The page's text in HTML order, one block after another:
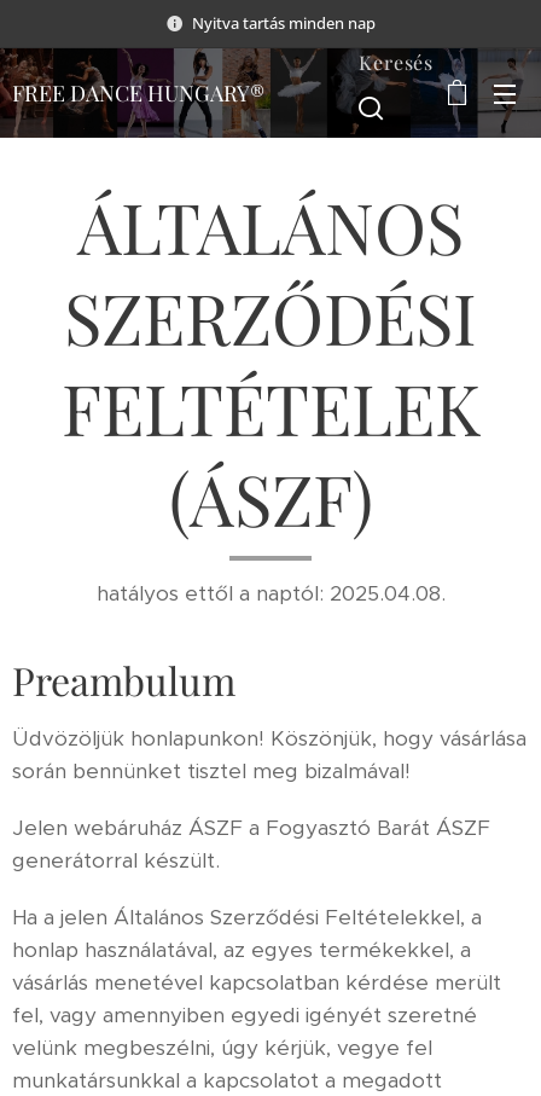
Nyitva tartás minden nap
FREE DANCE HUNGARY®
Keresés
ÁLTALÁNOS
SZERZŐDÉSI
FELTÉTELEK
(ÁSZF)
hatályos ettől a naptól: 2025.04.08.
Preambulum
Üdvözöljük honlapunkon! Köszönjük, hogy vásárlása
során bennünket tisztel meg bizalmával!
Jelen webáruház ÁSZF a Fogyasztó Barát ÁSZF
generátorral készült.
Ha a jelen Általános Szerződési Feltételekkel, a
honlap használatával, az egyes termékekkel, a
vásárlás menetével kapcsolatban kérdése merült
fel, vagy amennyiben egyedi igényét szeretné
velünk megbeszélni, úgy kérjük, vegye fel
munkatársunkkal a kapcsolatot a megadott